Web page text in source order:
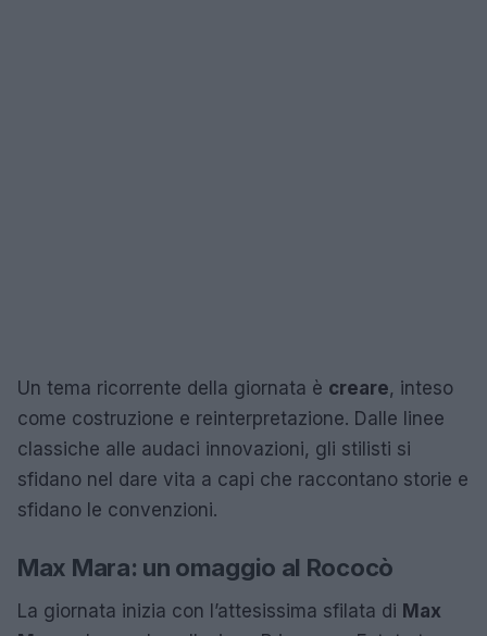
Un tema ricorrente della giornata è creare, inteso
come costruzione e reinterpretazione. Dalle linee
classiche alle audaci innovazioni, gli stilisti si
sfidano nel dare vita a capi che raccontano storie e
sfidano le convenzioni.
Max Mara: un omaggio al Rococò
La giornata inizia con l’attesissima sfilata di Max